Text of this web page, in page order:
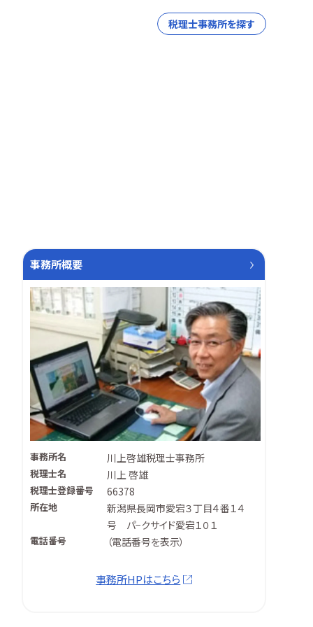
税理士事務所を探す
事務所概要
事務所名 川上啓雄税理士事務所
税理士名 川上 啓雄
税理士登録番号 66378
所在地
新潟県長岡市愛宕３丁目４番１４
号 パ−クサイド愛宕１０１
電話番号 （電話番号を表示）
事務所HPはこちら